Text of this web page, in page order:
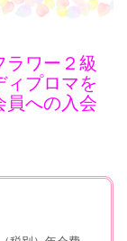
ワー２級
ィプロマを
員への入会